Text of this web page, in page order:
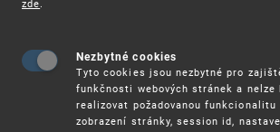
UPV
Poplatky
zde.
Nezbytné cookies
Tyto cookies jsou nezbytné pro
funkčnosti webových stránek a nelze
realizovat požadovanou funkcionalitu
zobrazení stránky, session id,